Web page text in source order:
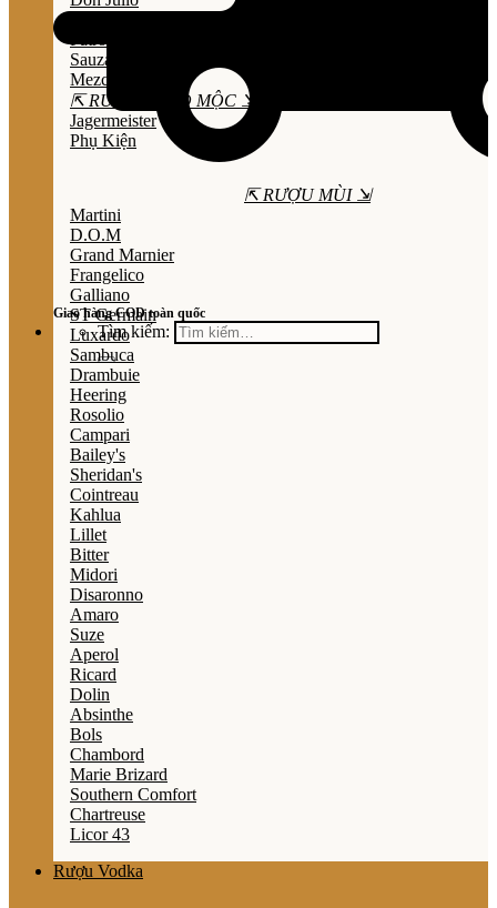
Giao hàng COD toàn quốc
Tìm kiếm:
Sauza
Mezcal
⇱ RƯỢU THẢO MỘC ⇲
Jagermeister
Phụ Kiện
⇱ RƯỢU MÙI ⇲
Martini
D.O.M
Grand Marnier
Frangelico
Galliano
ST Germain
Luxardo
Sambuca
Drambuie
Heering
Rosolio
Campari
Bailey's
Sheridan's
Cointreau
Kahlua
Lillet
Bitter
Midori
Disaronno
Amaro
Suze
Aperol
Ricard
Dolin
Absinthe
Bols
Chambord
Marie Brizard
Southern Comfort
Chartreuse
Licor 43
Rượu Vodka